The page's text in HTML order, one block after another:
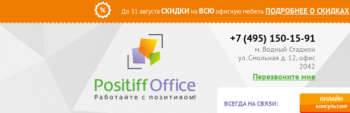
До 31 августаСКИДКИ наВСЮофисную мебельПОДРОБНЕЕ О СКИДКАХ
+7 (495) 150-15-91
м. Водный Стадион
ул. Смольная д. 12, офис
2042
Перезвоните мне
ВСЕГДА НА СВЯЗИ:
ОНЛАЙН
консультант